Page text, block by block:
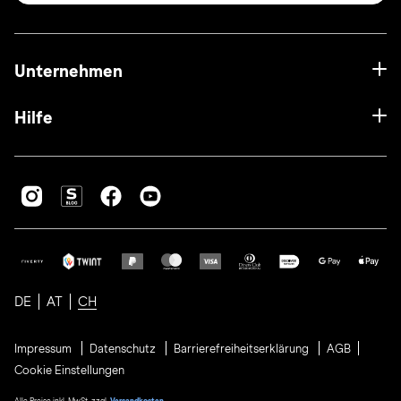
Unternehmen
Hilfe
DE AT CH
Impressum Datenschutz Barrierefreiheitserklärung
AGB
Cookie Einstellungen